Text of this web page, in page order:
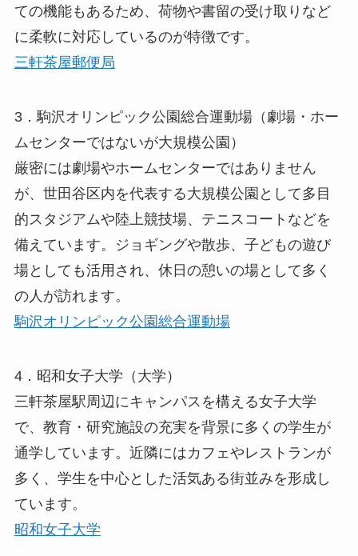
ての機能もあるため、荷物や書留の受け取りなど
に柔軟に対応しているのが特徴です。
三軒茶屋郵便局
3．駒沢オリンピック公園総合運動場（劇場・ホー
ムセンターではないが大規模公園）
厳密には劇場やホームセンターではありません
が、世田谷区内を代表する大規模公園として多目
的スタジアムや陸上競技場、テニスコートなどを
備えています。ジョギングや散歩、子どもの遊び
場としても活用され、休日の憩いの場として多く
の人が訪れます。
駒沢オリンピック公園総合運動場
4．昭和女子大学（大学）
三軒茶屋駅周辺にキャンパスを構える女子大学
で、教育・研究施設の充実を背景に多くの学生が
通学しています。近隣にはカフェやレストランが
多く、学生を中心とした活気ある街並みを形成し
ています。
昭和女子大学